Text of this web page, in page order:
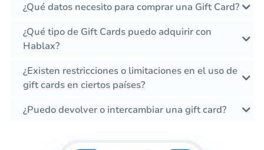
¿Qué datos necesito para comprar una Gift Card?
¿Qué tipo de Gift Cards puedo adquirir con
Hablax?
¿Existen restricciones o limitaciones en el uso de
gift cards en ciertos países?
¿Puedo devolver o intercambiar una gift card?